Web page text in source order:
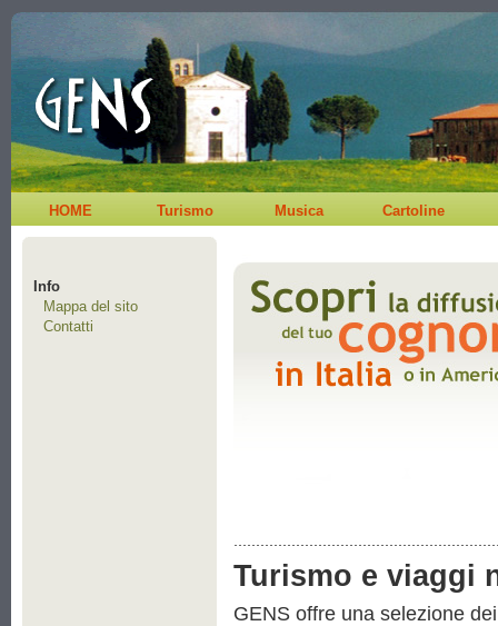
HOME Turismo Musica Cartoline
Info
Mappa del sito
Contatti
Turismo e viaggi
GENS offre una selezione